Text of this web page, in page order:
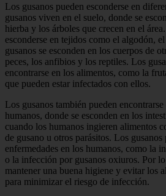
Los gusanos pueden esconderse en
gusanos viven en el suelo, donde se
hierba y los árboles que crecen en el
esconderse en tejidos como el algodón,
gusanos se esconden en los cuerpos de
peces, los anfibios y los reptiles. Los
encontrarse en los alimentos, como la
que pueden estar infectados con ellos.
Los gusanos también pueden
humanos, donde se esconden en los
cuando los humanos ingieren alimentos
de gusano u otros parásitos. Los
enfermedades en los humanos, como la
o la infección por gusanos oxiuros. Por
mantener una buena higiene y evitar los
para minimizar el riesgo de infección.